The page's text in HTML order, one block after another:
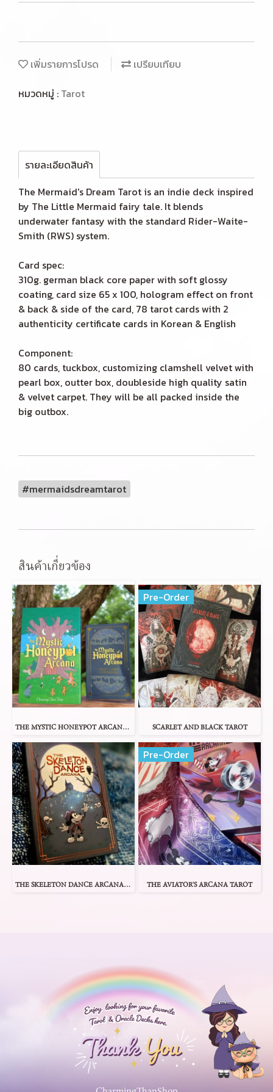
เพิ่มรายการโปรด
เปรียบเทียบ
หมวดหมู่ : Tarot
รายละเอียดสินค้า
The Mermaid's Dream Tarot is an indie deck inspired
by The Little Mermaid fairy tale. It blends
underwater fantasy with the standard Rider-Waite-
Smith (RWS) system.
Card spec:
310g. german black core paper with soft glossy
coating, card size 65 x 100, hologram effect on front
& back & side of the card, 78 tarot cards with 2
authenticity certificate cards in Korean & English
Component:
80 cards, tuckbox, customizing clamshell velvet with
pearl box, outter box, doubleside high quality satin
& velvet carpet. They will be all packed inside the
big outbox.
#mermaidsdreamtarot
สินค้าเกี่ยวข้อง
THE MYSTIC HONEYPOT ARCANA TAROT
Pre-Order
SCARLET AND BLACK TAROT
THE SKELETON DANCE ARCANA TAROT
Pre-Order
THE AVIATOR'S ARCANA TAROT